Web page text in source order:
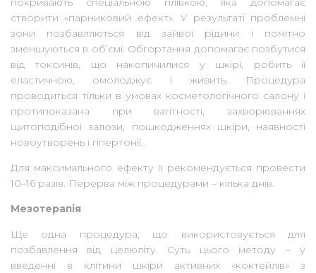
створити «парниковий ефект». У результаті проблемні
зони позбавляються від зайвої рідини і помітно
зменшуються в об’ємі. Обгортання допомагає позбутися
від токсинів, що накопичилися у шкірі, робить її
еластичною, омолоджує і живить. Процедура
проводиться тільки в умовах косметологічного салону і
протипоказана при вагітності, захворюваннях
щитоподібної залози, пошкодженнях шкіри, наявності
новоутворень і гіпертонії.
Для максимального ефекту її рекомендується провести
10–16 разів. Перерва між процедурами – кілька днів.
Мезотерапія
Ще одна процедура, що використовується для
позбавлення від целюліту. Суть цього методу – у
введенні в клітини шкіри активних «коктейлів» з